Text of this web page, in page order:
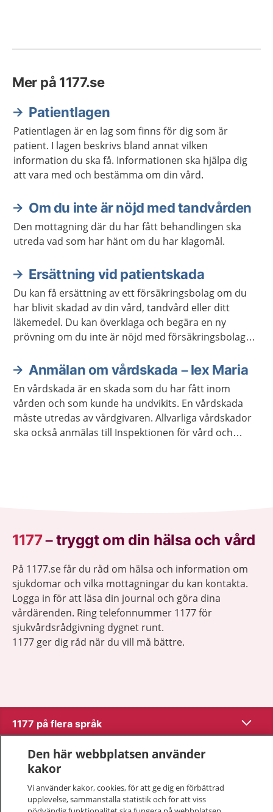
Mer på 1177.se
Patientlagen
Patientlagen är en lag som finns för dig som är
patient. I lagen beskrivs bland annat vilken
information du ska få. Informationen ska hjälpa dig
att vara med och bestämma om din vård.
Om du inte är nöjd med tandvården
Den mottagning där du har fått behandlingen ska
utreda vad som har hänt om du har klagomål.
Ersättning vid patientskada
Du kan få ersättning av ett försäkringsbolag om du
har blivit skadad av din vård, tandvård eller ditt
läkemedel. Du kan överklaga och begära en ny
prövning om du inte är nöjd med försäkringsbolagets
Anmälan om vårdskada – lex Maria
En vårdskada är en skada som du har fått inom
vården och som kunde ha undvikits. En vårdskada
måste utredas av vårdgivaren. Allvarliga vårdskador
ska också anmälas till Inspektionen för vård och
1177–tryggt om din hälsa och vård
På 1177.se får du råd om hälsa och information om
sjukdomar och vilka mottagningar du kan kontakta.
Logga in för att läsa din journal och göra dina
vårdärenden. Ring telefonnummer 1177 för
sjukvårdsrådgivning dygnet runt.
1177 ger dig råd när du vill må bättre.
1177 på flera språk Visa
Om 1177
Kontakt
Den här webbplatsen använder
kakor
Vi använder kakor, cookies, för att ge dig en förbättrad
upplevelse, sammanställa statistik och för att viss